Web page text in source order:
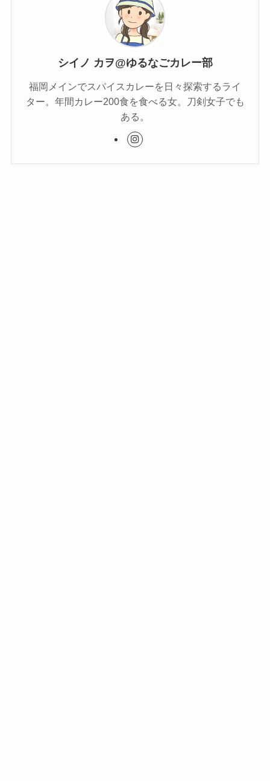
シイノ カヲ@ゆるなごカレー部
福岡メインでスパイスカレーを日々探索するライ
ター。年間カレー200食を食べる女。刀剣女子でも
ある。